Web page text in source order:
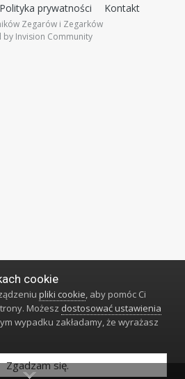
Polityka prywatności Kontakt
Zegarów i Zegarków
by Invision Community
cookie
pliki cookie, aby pomóc Ci
Możesz dostosować ustawienia
wypadku zakładamy, że wyrażasz
Zgadzam się.